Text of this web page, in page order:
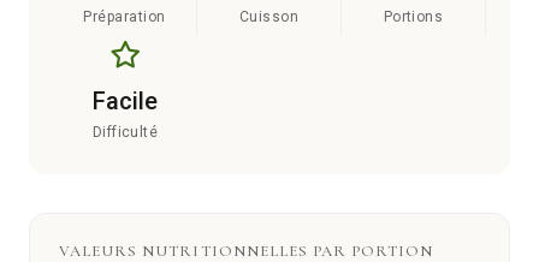
Préparation Cuisson Portions
Facile
Difficulté
VALEURS NUTRITIONNELLES PAR PORTION